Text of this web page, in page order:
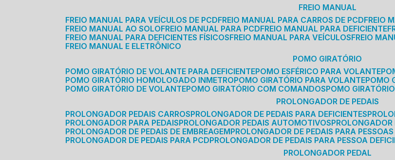
FREIO MANUAL
FREIO MANUAL PARA VEÍCULOS DE PCD FREIO MANUAL PARA CARROS DE PCD FREIO
FREIO MANUAL AO SOLO FREIO MANUAL PARA PCD FREIO MANUAL PARA DEFICIENTE
FREIO MANUAL PARA DEFICIENTES FÍSICOS FREIO MANUAL PARA VEÍCULOS FREIO
FREIO MANUAL E ELETRÔNICO
POMO GIRATÓRIO
POMO GIRATÓRIO DE VOLANTE PARA DEFICIENTE POMO ESFÉRICO PARA VOLANTE
POMO GIRATÓRIO HOMOLOGADO INMETRO POMO GIRATÓRIO PARA VOLANTE
POMO GIRATÓRIO DE VOLANTE POMO GIRATÓRIO COM COMANDOS POMO
PROLONGADOR DE PEDAIS
PROLONGADOR PEDAIS CARROS PROLONGADOR DE PEDAIS PARA DEFICIENTES
PROLONGADOR PARA PEDAIS PROLONGADOR PEDAIS AUTOMOTIVOS
PROLONGADOR DE PEDAIS DE EMBREAGEM PROLONGADOR DE PEDAIS PARA
PROLONGADOR DE PEDAIS PARA PCD PROLONGADOR DE PEDAIS PARA PESSOA
PROLONGADOR PEDAL